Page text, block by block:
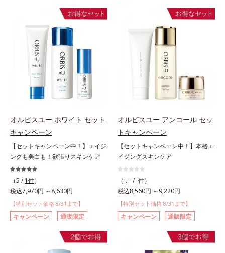
オルビスユー ホワイト セット
キャンペーン
【セットキャンペーン中！】エイジ
ングも美白も！欲張りスキンケア
（5 / 1件）
税込7,970円 ～8,630円
【特別セット価格 8/31まで】
キャンペーン 通販限定
オルビスユー アンコール セッ
トキャンペーン
【セットキャンペーン中！】本格エ
イジングスキンケア
（-.-- / -件）
税込8,560円 ～9,220円
【特別セット価格 8/31まで】
キャンペーン 通販限定